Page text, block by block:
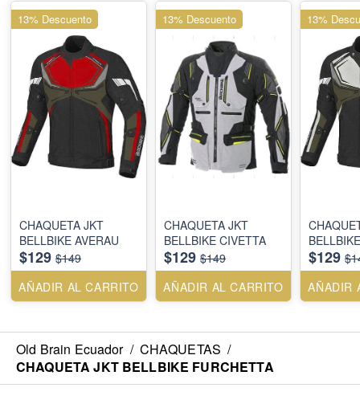
CHAQUETA JKT
BELLBIKE AVERAU
$129 $149
AÑADIR AL CARRITO
13% Descuento
CHAQUETA JKT
BELLBIKE CIVETTA
$129 $149
AÑADIR AL CARRITO
13% Descuento
$129
AÑADIR
13%
Old Brain Ecuador / CHAQUETAS /
CHAQUETA JKT BELLBIKE FURCHETTA